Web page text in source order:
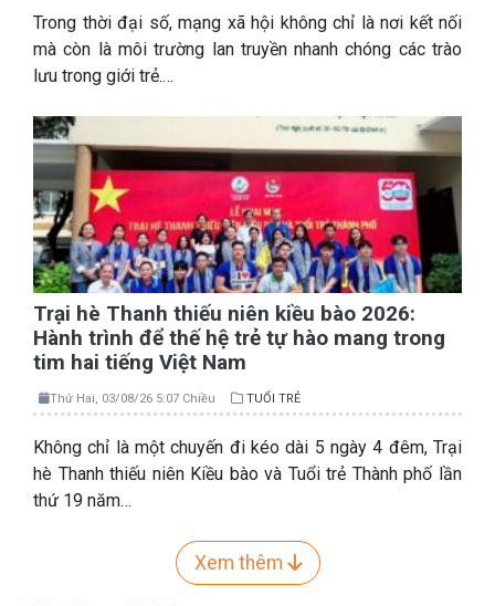
Trong thời đại số, mạng xã hội không chỉ là nơi kết nối
mà còn là môi trường lan truyền nhanh chóng các trào
lưu trong giới trẻ.…
Trại hè Thanh thiếu niên kiều bào 2026:
Hành trình để thế hệ trẻ tự hào mang trong
tim hai tiếng Việt Nam
Thứ Hai, 03/08/26 5:07 Chiều TUỔI TRẺ
Không chỉ là một chuyến đi kéo dài 5 ngày 4 đêm, Trại
hè Thanh thiếu niên Kiều bào và Tuổi trẻ Thành phố lần
thứ 19 năm…
Xem thêm